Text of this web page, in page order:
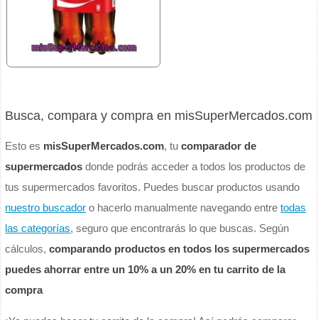
Busca, compara y compra en misSuperMercados.com
Esto es misSuperMercados.com, tucomparador de
supermercados donde podrás acceder a todos los productos de
tus supermercados favoritos. Puedes buscar productos usando
nuestro buscador o hacerlo manualmente navegando entretodas
las categorías, seguro que encontrarás lo que buscas. Según
cálculos,comparando productos en todos los supermercados
puedes ahorrar entre un 10% a un 20% en tu carrito de la
compra